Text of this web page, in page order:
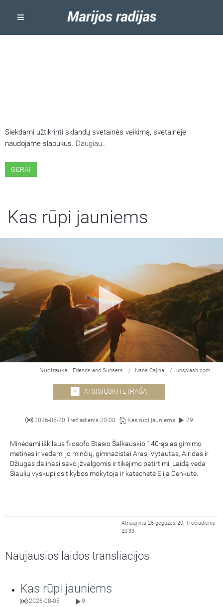
Siekdami užtikrinti sklandų svetainės veikimą, svetainėje
naudojame slapukus. Daugiau..
GERAI
Kas rūpi jauniems
Nuotrauka: Friends and Sunsets / Ivana Cajina / unsplash.com
ATSISIŲSKITE ĮRAŠĄ
2026-05-20 Trečiadienis 20:00 Kas rūpi jauniems 29
Minėdami iškilaus filosofo Stasio Šalkauskio 140-ąsias gimimo
metines ir vedami jo minčių, gimnazistai Aras, Vytautas, Airidas ir
Džiugas dalinasi savo įžvalgomis ir tikėjimo patirtimi. Laidą veda
Šiaulių vyskupijos tikybos mokytoja ir katechetė Elija Čenkutė.
Atnaujinta 26 gegužės 20, Trečiadienis
20:39
Naujausios laidos transliacijos
Kas rūpi jauniems
2026-08-05 9